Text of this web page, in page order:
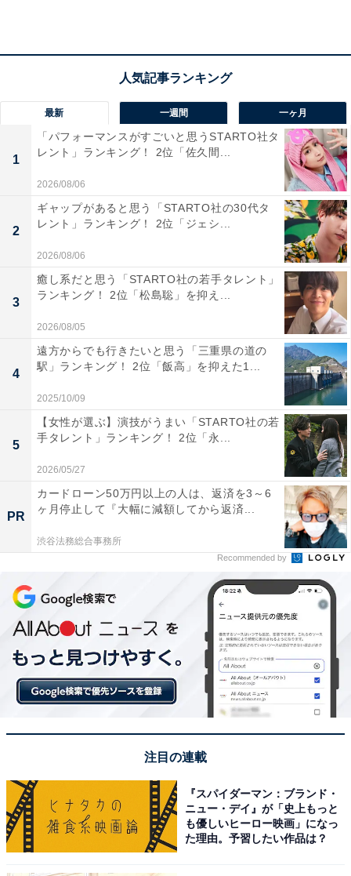
1位は、アイリスオーヤマ「AMO-F1811-B」でした。
3段階の出力切り替えができるレンジ機能など、さまざ
まな機能を搭載。オーブン機能は、上下ヒーターで庫内
温度を一定に保ち、じっくりとムラなく焼き上げます。
グリル機能は、表面を一気に焼き上げるので、こんがり
と焼き目をつけるのに最適。また、ワンタッチで温めで
きる自動メニューもあるので、手軽に調理ができるのも
うれしいポイントです。さらに、広々とした庫内は段差
のないフラットタイプなので、汚れてもサッと拭くだけ
でOK。付属品は丸洗いできるので、いつでも清潔に使え
ます。
実際に購入したユーザーからは、「スタイリッシュで使
い勝手もよい」「コストパフォーマンスを重視する人に
おすすめ」といった声が寄せられています。
※掲載されている情報は記事公開時のものです。あらか
じめご了承ください。
また、記事中の商品を購入すると、売上の一部がオール
次ページ
5位までの全ランキング結果を見
最新 一週間 一ヶ月
1
「パフォーマンスがすごいと思うSTARTO社タ
レント」ランキング！ 2位「佐久間...
2026/08/06
2
ギャップがあると思う「STARTO社の30代タ
レント」ランキング！ 2位「ジェシ...
2026/08/06
3
癒し系だと思う「STARTO社の若手タレント」
ランキング！ 2位「松島聡」を抑え...
2026/08/05
4
遠方からでも行きたいと思う「三重県の道の
駅」ランキング！ 2位「飯高」を抑えた1...
2025/10/09
5
【女性が選ぶ】演技がうまい「STARTO社の若
手タレント」ランキング！ 2位「永...
2026/05/27
PR
カードローン50万円以上の人は、返済を3～6
ヶ月停止して『大幅に減額してから返済...
渋谷法務総合事務所
Recommended by
注目の連載
『スパイダーマン：ブランド・
ニュー・デイ』が「史上もっと
も優しいヒーロー映画」になっ
た理由。予習したい作品は？